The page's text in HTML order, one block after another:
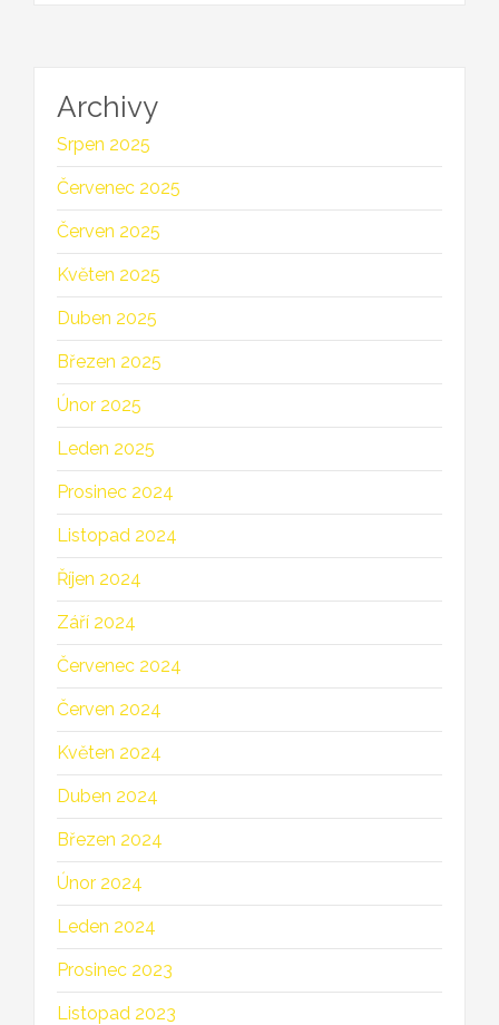
Archivy
Srpen 2025
Červenec 2025
Červen 2025
Květen 2025
Duben 2025
Březen 2025
Únor 2025
Leden 2025
Prosinec 2024
Listopad 2024
Říjen 2024
Září 2024
Červenec 2024
Červen 2024
Květen 2024
Duben 2024
Březen 2024
Únor 2024
Leden 2024
Prosinec 2023
Listopad 2023